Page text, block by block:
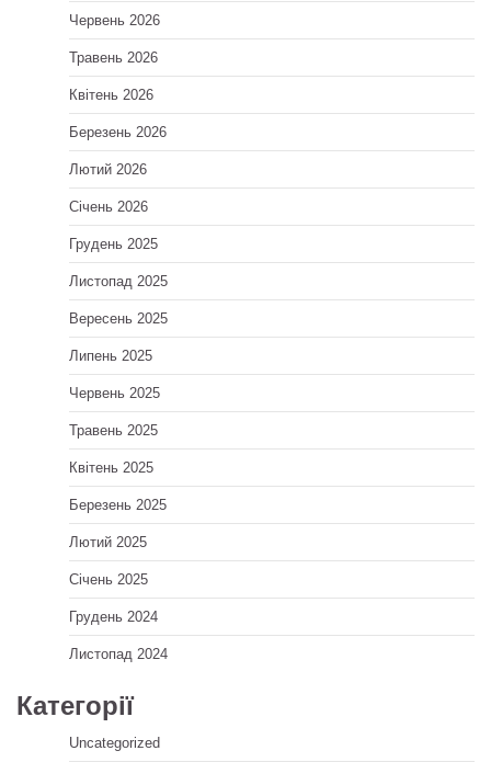
Червень 2026
Травень 2026
Квітень 2026
Березень 2026
Лютий 2026
Січень 2026
Грудень 2025
Листопад 2025
Вересень 2025
Липень 2025
Червень 2025
Травень 2025
Квітень 2025
Березень 2025
Лютий 2025
Січень 2025
Грудень 2024
Листопад 2024
Категорії
Uncategorized